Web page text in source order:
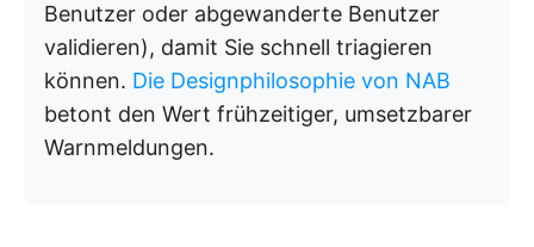
Benutzer oder abgewanderte Benutzer
validieren), damit Sie schnell triagieren
können. Die Designphilosophie von NAB
betont den Wert frühzeitiger, umsetzbarer
Warnmeldungen.